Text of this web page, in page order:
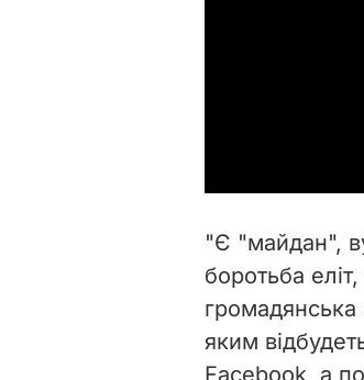
"Є "майдан",
боротьба
громадянська
яким
Facebook, а